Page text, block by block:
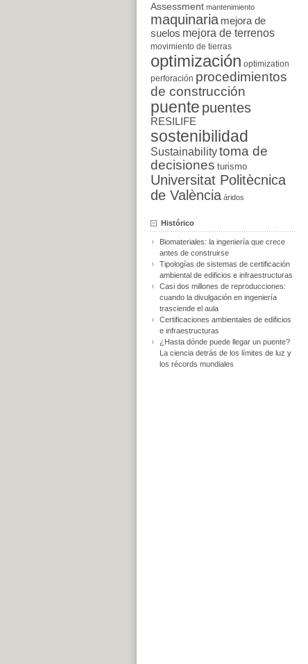
Assessment mantenimiento
maquinaria mejora de
suelos mejora de terrenos
movimiento de tierras
optimización optimization
perforación procedimientos
de construcción
puente puentes
RESILIFE
sostenibilidad
Sustainabilitytoma de
decisiones turismo
Universitat Politècnica
de València áridos
Histórico
Biomateriales: la ingeniería que crece
antes de construirse
Tipologías de sistemas de certificación
ambiental de edificios e infraestructuras
Casi dos millones de reproducciones:
cuando la divulgación en ingeniería
trasciende el aula
Certificaciones ambientales de edificios
e infraestructuras
¿Hasta dónde puede llegar un puente?
La ciencia detrás de los límites de luz y
los récords mundiales